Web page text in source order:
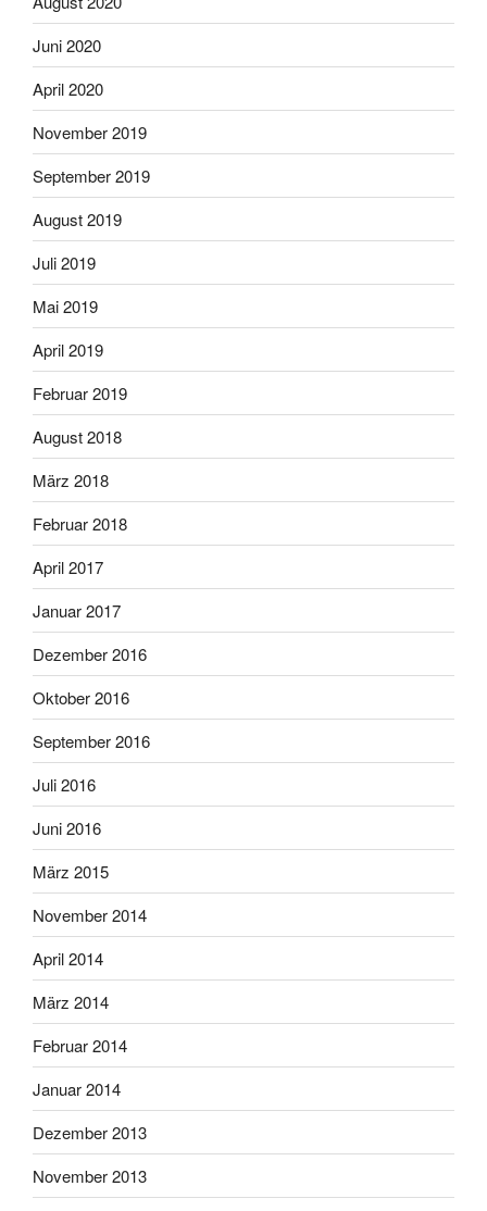
Juni 2020
April 2020
November 2019
September 2019
August 2019
Juli 2019
Mai 2019
April 2019
Februar 2019
August 2018
März 2018
Februar 2018
April 2017
Januar 2017
Dezember 2016
Oktober 2016
September 2016
Juli 2016
Juni 2016
März 2015
November 2014
April 2014
März 2014
Februar 2014
Januar 2014
Dezember 2013
November 2013